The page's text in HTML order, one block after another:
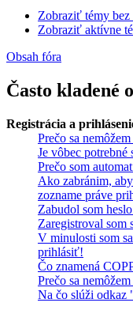
Zobraziť témy bez
Zobraziť aktívne
Obsah fóra
Často kladené
Registrácia a
Prečo sa
Je vôbec potrebné
Prečo som
Ako zabránim,
zozname práve
Zabudol som
Zaregistroval som
V minulosti som
prihlásiť!
Čo znamená
Prečo sa
Na čo slúži odkaz